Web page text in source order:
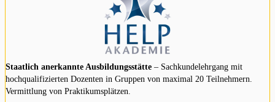
Staatlich anerkannte Ausbildungsstätte – Sachkundelehrgang mit
hochqualifizierten Dozenten in Gruppen von maximal 20 Teilnehmern.
Vermittlung von Praktikumsplätzen.